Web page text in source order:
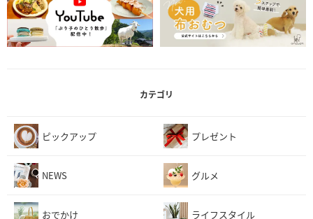
カテゴリ
ピックアップ プレゼント
NEWS グルメ
おでかけ ライフスタイル